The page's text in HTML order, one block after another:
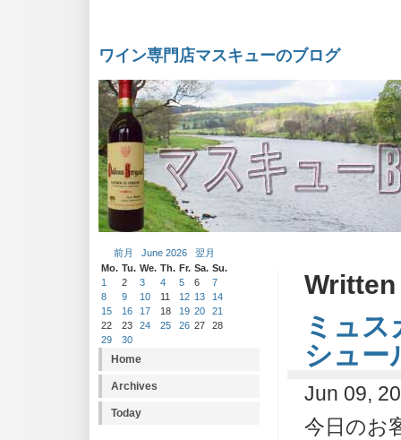
ワイン専門店マスキューのブログ
前月 June 2026
翌月
Mo. Tu. We. Th. Fr. Sa. Su.
1
2 3 4 5 6
7
8
9 10 11 12 13
14
15
16 17 18 19 20
21
22
23 24 25 26 27
28
29
30
Home
Archives
Today
Written
ミュ
シュー
Jun 09,
今日のお